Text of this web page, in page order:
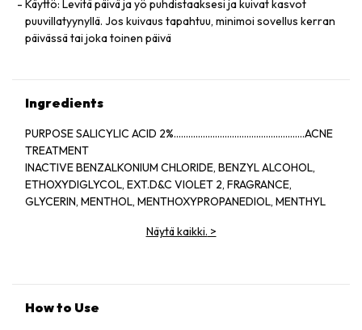
Käyttö: Levitä päivä ja yö puhdistaaksesi ja kuivat kasvot
puuvillatyynyllä. Jos kuivaus tapahtuu, minimoi sovellus kerran
päivässä tai joka toinen päivä
Ingredients
PURPOSE SALICYLIC ACID 2%......................................................ACNE
TREATMENT
INACTIVE BENZALKONIUM CHLORIDE, BENZYL ALCOHOL,
ETHOXYDIGLYCOL, EXT.D&C VIOLET 2, FRAGRANCE,
GLYCERIN, MENTHOL, MENTHOXYPROPANEDIOL, MENTHYL
Näytä kaikki. >
How to Use